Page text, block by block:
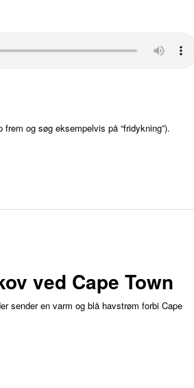
og søg eksempelvis på “fridykning”).
ved Cape Town
sender en varm og blå havstrøm forbi Cape